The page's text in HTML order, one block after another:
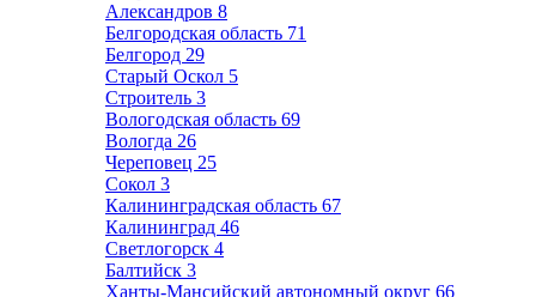
Александров 8
Белгородская область 71
Белгород 29
Старый Оскол 5
Строитель 3
Вологодская область 69
Вологда 26
Череповец 25
Сокол 3
Калининградская область 67
Калининград 46
Светлогорск 4
Балтийск 3
Ханты-Мансийский автономный округ 66